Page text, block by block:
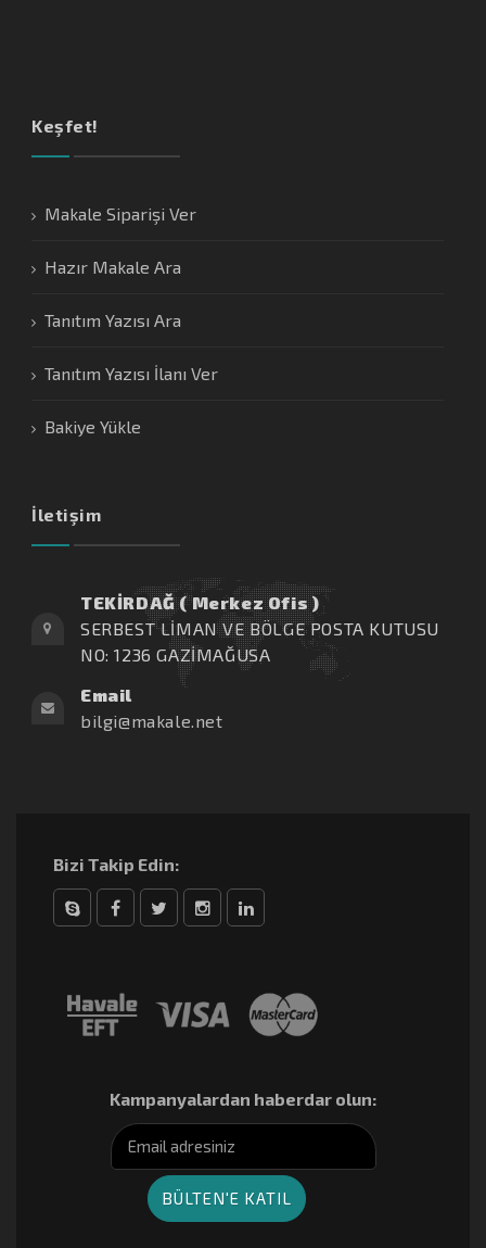
Keşfet!
Makale Siparişi Ver
Hazır Makale Ara
Tanıtım Yazısı Ara
Tanıtım Yazısı İlanı Ver
Bakiye Yükle
İletişim
TEKİRDAĞ ( Merkez Ofis )
SERBEST LİMAN VE BÖLGE POSTA KUTUSU
NO: 1236 GAZİMAĞUSA
Email
bilgi@makale.net
Bizi Takip Edin:
Kampanyalardan haberdar olun: